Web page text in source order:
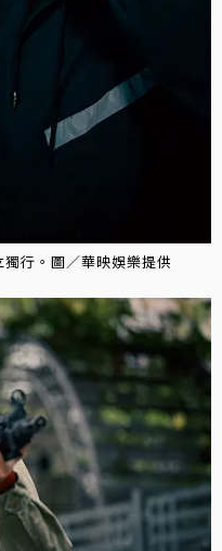
行。圖／華映娛樂提供